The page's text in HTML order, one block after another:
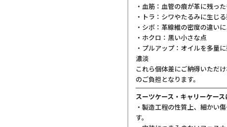
・血筋：血管の痕が革に残っ
・トラ：シワやたるみに生じ
・シボ：革線維の密度の違い
・ホクロ：黒い小さな点
・プルアップ：オイルを多量
濃淡
これら個体差にご納得いただ
のご負担となります。
スーツケース・キャリーケース
・製造工程の性質上、細かい
す。